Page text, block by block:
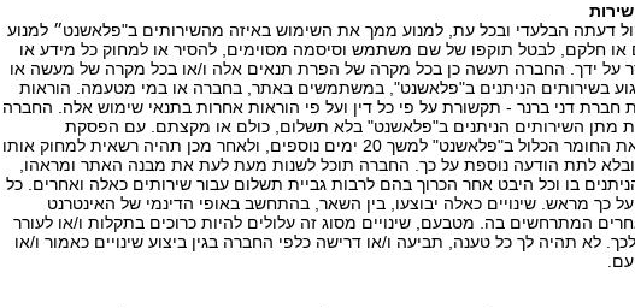
דעתה הבלעדי ובכל עת, למנוע ממך את השימוש באיזה מהשירותים ב"פלאשנט״ למנוע
או חלקם, לבטל תוקפו של שם משתמש וסיסמה מסוימים, להסיר או למחוק כל מידע או
על ידך. החברה תעשה כן בכל מקרה של הפרת תנאים אלה ו/או בכל מקרה של מעשה או
בשירותים הניתנים ב"פלאשנט", במשתמשים באתר, בחברה או במי מטעמה. הוראות
חברת דני ברנר - תקשורת על פי כל דין ועל פי הוראות אחרות בתנאי שימוש אלה. החברה
מתן השירותים הניתנים ב"פלאשנט" בלא תשלום, כולם או מקצתם. עם הפסקת
השירותים תחזיק החברה את החומר הכלול ב"פלאשנט" למשך 20 ימים נוספים, ולאחר מכן תהיה רשאית למחוק אותו
ובלא לתת הודעה נוספת על כך. החברה תוכל לשנות מעת לעת את מבנה האתר ומראהו,
בו וכל היבט אחר הכרוך בהם לרבות גביית תשלום עבור שירותים כאלה ואחרים. כל
כך מראש. שינויים כאלה יבוצעו, בין השאר, בהתחשב באופי הדינמי של האינטרנט
המתרחשים בה. מטבעם, שינויים מסוג זה עלולים להיות כרוכים בתקלות ו/או לעורר
לא תהיה לך כל טענה, תביעה ו/או דרישה כלפי החברה בגין ביצוע שינויים כאמור ו/או